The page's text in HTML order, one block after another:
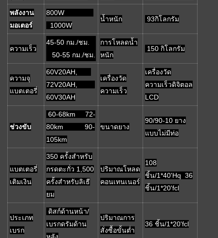
พลังงาน
มอเตอร์
800W
1000W
น้ำหนัก 93กิโลกรัม
ความเร็ว
45-50 กม./ชม.
50-55 กม./ชม.
การโหลดน้ำ
หนัก
150 กิโลกรัม
ความจุ
แบตเตอรี่
60V20AH,
72V20AH,
60V30AH
เครื่องวัด
ความเร็ว
เครื่องวัด
ความเร็วดิจิตอล
LCD
ช่วงขับ
60-68km 72-
80km 90-
105km
ขนาดยาง
90/90-10 ยาง
แบบไม่มีท่อ
แบตเตอรี่
เติมเงิน
350 ครั้งสำหรับ
กรดตะกั่ว 1,500
ครั้งสำหรับลิเธี
ยม
ปริมาณโหลด
คอนเทนเนอร์
108
ชิ้น/1*40'Hq 36
ชิ้น/1*20'fcl
ประเภท
เบรก
ดิสก์ด้านหน้า/
เบรกดรัมด้าน
หลัง
ปริมาณการ
สั่งซื้อขั้นต่ำ
36 ชิ้น/1*20'fcl